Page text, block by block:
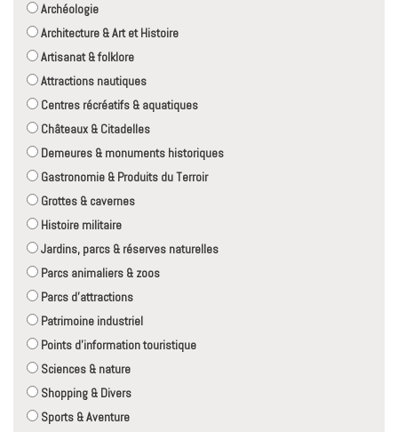
Archéologie
Architecture & Art et Histoire
Artisanat & folklore
Attractions nautiques
Centres récréatifs & aquatiques
Châteaux & Citadelles
Demeures & monuments historiques
Gastronomie & Produits du Terroir
Grottes & cavernes
Histoire militaire
Jardins, parcs & réserves naturelles
Parcs animaliers & zoos
Parcs d'attractions
Patrimoine industriel
Points d'information touristique
Sciences & nature
Shopping & Divers
Sports & Aventure